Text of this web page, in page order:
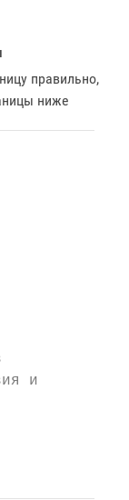
правильно,
ниже
и